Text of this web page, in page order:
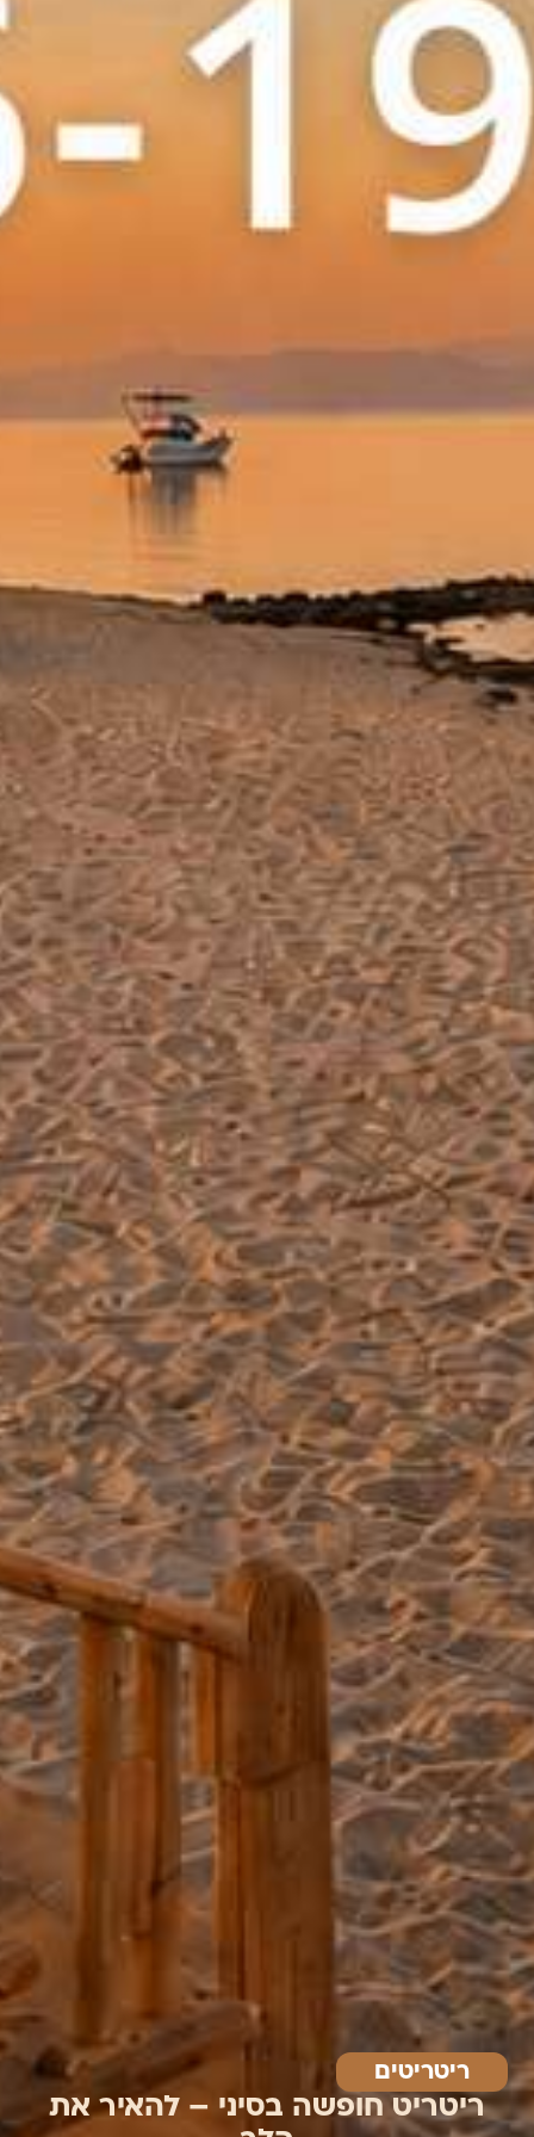
ריטריטים
ריטריט חופשה בסיני – להאיר את